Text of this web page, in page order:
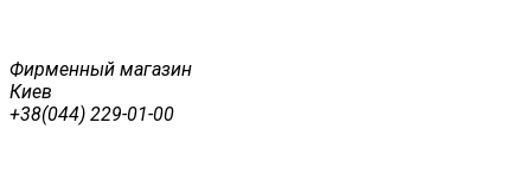
Фирменный магазин
Киев
+38(044) 229-01-00